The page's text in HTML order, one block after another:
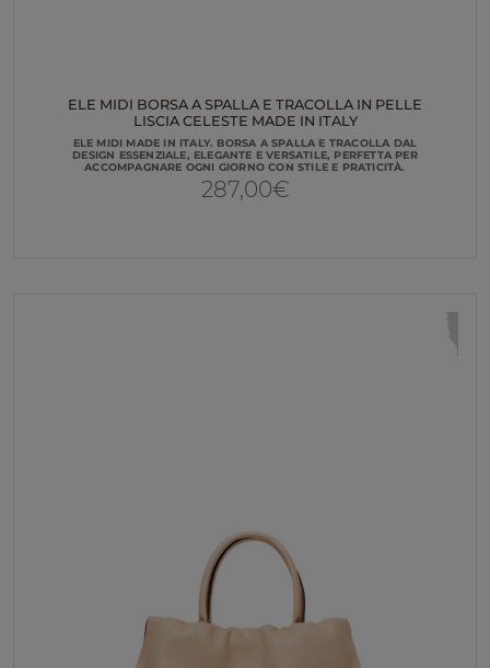
ELE MIDI BORSA A SPALLA E TRACOLLA IN PELLE
LISCIA CELESTE MADE IN ITALY
ELE MIDI MADE IN ITALY. BORSA A SPALLA E TRACOLLA DAL
DESIGN ESSENZIALE, ELEGANTE E VERSATILE, PERFETTA PER
ACCOMPAGNARE OGNI GIORNO CON STILE E PRATICITÀ.
287,00€